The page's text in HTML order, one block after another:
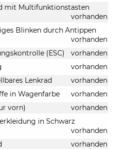
mit Multifunktionstasten
vorhanden
Blinken durch Antippen
vorhanden
(ESC)
vorhanden
vorhanden
Lenkrad
vorhanden
in Wagenfarbe
vorhanden
vorn)
vorhanden
in Schwarz
vorhanden
vorhanden